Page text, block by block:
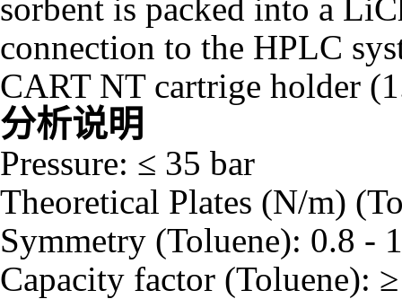
sorbent is packed into a
connection to the HPLC
CART NT cartrige holder
分析说明
Pressure: ≤ 35 bar
Theoretical Plates (N/m)
Symmetry (Toluene): 0.8 -
Capacity factor (Toluene):